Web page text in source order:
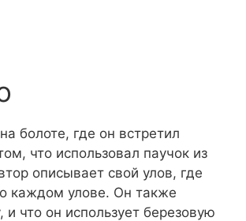
болоте, где он встретил
что использовал паучок из
описывает свой улов, где
каждом улове. Он также
что он использует березовую